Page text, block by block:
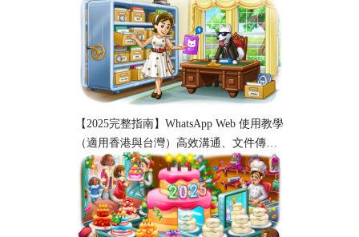
新）
【2025完整指南】WhatsApp Web 使用教學
（適用香港與台灣）高效溝通、文件傳輸
與工作協作必備！